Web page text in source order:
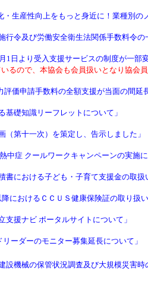
・生産性向上をもっと身近に！業種別
行令及び労働安全衛生法関係手数料令
1日より受入支援サービスの制度が一部
るので、本協会も会員扱いとなり協会
評価申請手数料の全額支援が当面の間延
基礎知識リーフレットについて」
（第十一次）を策定し、告示しました」
中症 クールワークキャンペーンの実施
書における子ども・子育て支援金の取扱
におけるＣＣＵＳ健康保険証の取り扱
支援ナビ ポータルサイトについて」
ーダーのモニター募集延長について」
設機械の保管状況調査及び大規模災害